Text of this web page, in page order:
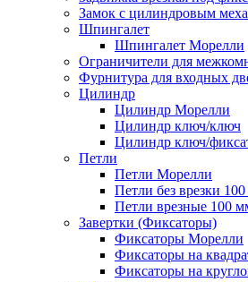
Замок с цилиндровым
Шпингалет
Шпингалет Морелли
Ограничители для
Фурнитура для входных
Цилиндр
Цилиндр Морелли
Цилиндр ключ/ключ
Цилиндр ключ/
Петли
Петли Морелли
Петли без врезки
Петли врезные 100
Завертки (Фиксаторы)
Фиксаторы Морелли
Фиксаторы на
Фиксаторы на